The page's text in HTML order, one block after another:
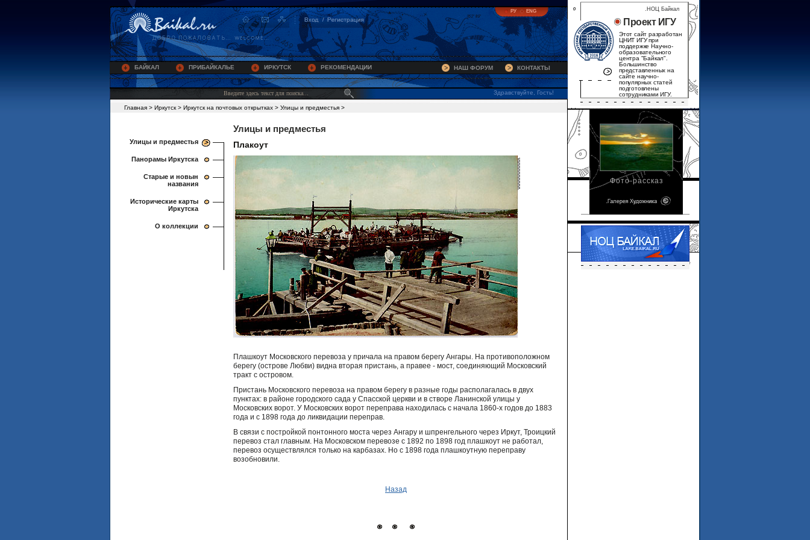
РУ ENG
БАЙКАЛ ПРИБАЙКАЛЬЕ ИРКУТСК РЕКОМЕНДАЦИИ НАШ ФОРУМ КОНТАКТЫ
Здравствуйте, Гость!
Главная > Иркутск > Иркутск на почтовых открытках > Улицы и предместья >
Улицы и предместья
Панорамы Иркутска
Старые и новын
названия
Исторические карты
Иркутска
О коллекции
Улицы и предместья
Плакоут
Плашкоут Московского перевоза у причала на правом берегу Ангары. На противоположном
берегу (острове Любви) видна вторая пристань, а правее - мост, соединяющий Московский
тракт с островом.
Пристань Московского перевоза на правом берегу в разные годы располагалась в двух
пунктах: в районе городского сада у Спасской церкви и в створе Ланинской улицы у
Московских ворот. У Московских ворот переправа находилась с начала 1860-х годов до 1883
года и с 1898 года до ликвидации переправ.
В связи с постройкой понтонного моста через Ангару и шпренгельного через Иркут, Троицкий
перевоз стал главным. На Московском перевозе с 1892 по 1898 год плашкоут не работал,
перевоз осуществлялся только на карбазах. Но с 1898 года плашкоутную переправу
возобновили.
Назад
.НОЦ Байкал
Проект ИГУ
Этот сайт разработан
ЦНИТ ИГУ при
поддержке Научно-
образовательного
центра "Байкал".
Большинство
представленных на
сайте научно-
популярных статей
подготовлены
сотрудниками ИГУ.
Фото-рассказ